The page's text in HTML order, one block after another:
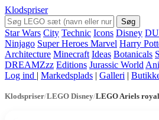
Klodspriser
Søg
Star Wars City Technic Icons Disney
Ninjago Super Heroes Marvel Harry
Architecture Minecraft Ideas Botanicals
DREAMZzz Editions Jurassic World
Log ind | Markedsplads | Galleri |
Klodspriser/LEGO Disney/LEGO Ariels